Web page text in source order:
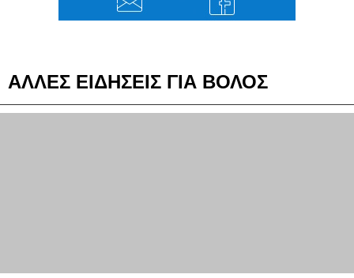
ΑΛΛΕΣ ΕΙΔΗΣΕΙΣ ΓΙΑ ΒΟΛΟΣ